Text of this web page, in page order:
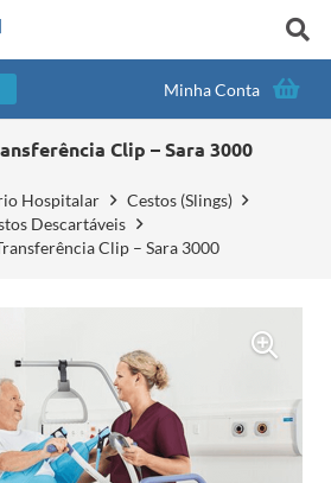
Minha Conta
Clip – Sara 3000
Hospitalar
Cestos (Slings)
Descartáveis
Clip – Sara 3000